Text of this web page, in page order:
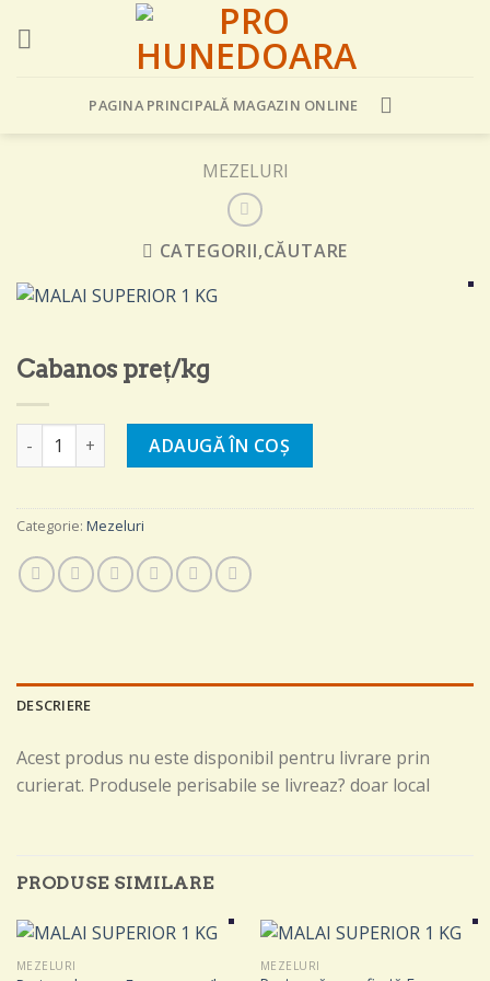
PAGINA PRINCIPALĂ MAGAZIN ONLINE
MEZELURI
CATEGORII,CĂUTARE
Cabanos preț/kg
Cantitate Cabanos preț/kg
ADAUGĂ ÎN COȘ
Categorie: Mezeluri
DESCRIERE
Acest produs nu este disponibil pentru livrare prin
curierat. Produsele perisabile se livreaz? doar local
PRODUSE SIMILARE
MEZELURI MEZELURI